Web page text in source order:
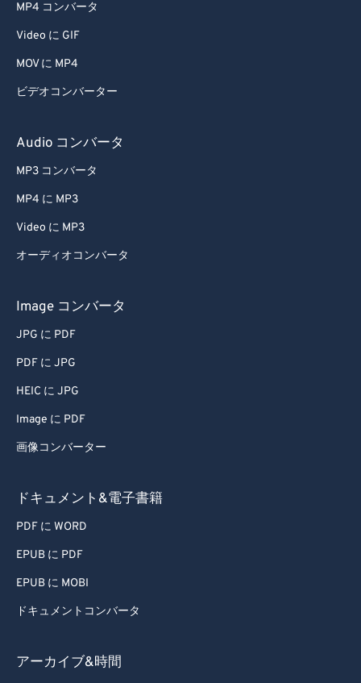
MP4 コンバータ
Video に GIF
MOV に MP4
ビデオコンバーター
Audio コンバータ
MP3 コンバータ
MP4 に MP3
Video に MP3
オーディオコンバータ
Image コンバータ
JPG に PDF
PDF に JPG
HEIC に JPG
Image に PDF
画像コンバーター
ドキュメント&電子書籍
PDF に WORD
EPUB に PDF
EPUB に MOBI
ドキュメントコンバータ
アーカイブ&時間